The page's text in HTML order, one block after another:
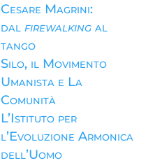
Cesare Magrini:
dal firewalkingal
tango
Silo, il Movimento
Umanista e La
Comunità
L’Istituto per
l’Evoluzione Armonica
dell’Uomo